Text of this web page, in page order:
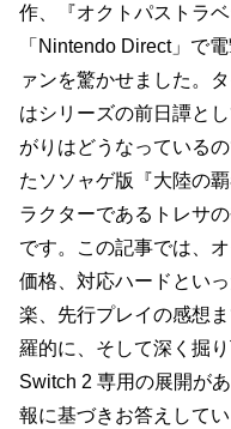
作、『オクトパストラ
「Nintendo Direct」で
ァンを驚かせました。
はシリーズの前日譚と
がりはどうなっている
たソソャゲ版『大陸の
ラクターであるトレサ
です。この記事では、
価格、対応ハードとい
楽、先行プレイの感想
羅的に、そして深く掘
Switch 2 専用の展開が
報に基づきお答えしてい